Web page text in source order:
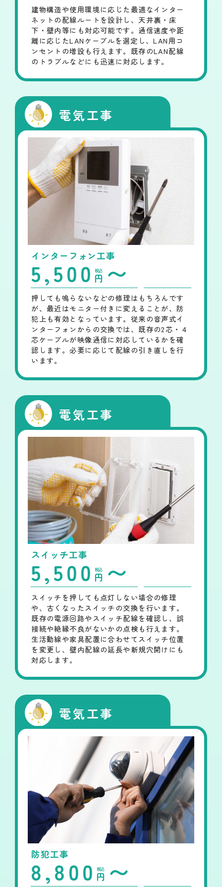
建物構造や使用環境に応じた最適なインター
ネットの配線ルートを設計し、天井裏・床
下・壁内等にも対応可能です。通信速度や距
離に応じたLANケーブルを選定し、LAN用コ
ンセントの増設も行えます。既存のLAN配線
のトラブルなどにも迅速に対応します。
電気工事
インターフォン工事
5,500 円 〜
税込
押しても鳴らないなどの修理はもちろんです
が、最近はモニター付きに変えることが、防
犯上も有効となっています。従来の音声式イ
ンターフォンからの交換では、既存の2芯・４
芯ケーブルが映像通信に対応しているかを確
認します。必要に応じて配線の引き直しを行
います。
電気工事
スイッチ工事
5,500 円 〜
税込
スイッチを押しても点灯しない場合の修理
や、古くなったスイッチの交換を行います。
既存の電源回路やスイッチ配線を確認し、誤
接続や絶縁不良がないかの点検も行えます。
生活動線や家具配置に合わせてスイッチ位置
を変更し、壁内配線の延長や新規穴開けにも
対応します。
電気工事
防犯工事
8,800 円 〜
税込